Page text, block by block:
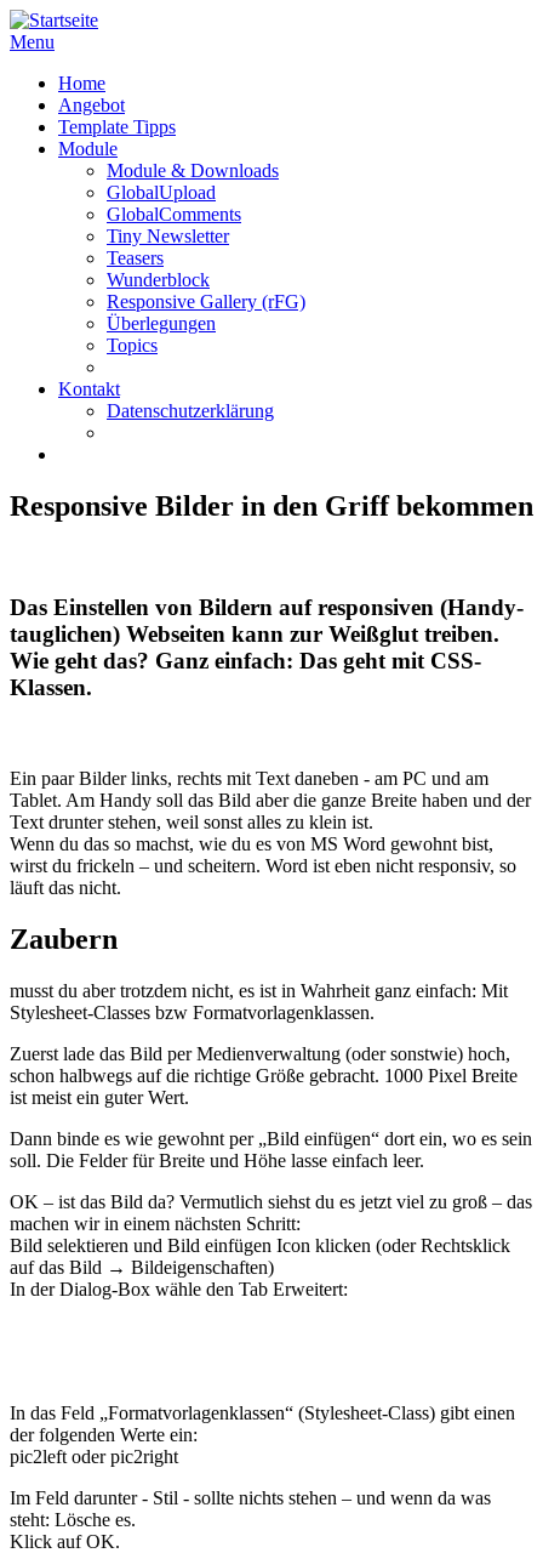
Menu
Home
Angebot
Template Tipps
Module
Module & Downloads
GlobalUpload
GlobalComments
Tiny Newsletter
Teasers
Wunderblock
Responsive Gallery (rFG)
Überlegungen
Topics
Kontakt
Datenschutzerklärung
Responsive Bilder in den Griff bekommen
Das Einstellen von Bildern auf responsiven (Handy-
tauglichen) Webseiten kann zur Weißglut treiben.
Wie geht das? Ganz einfach: Das geht mit CSS-
Klassen.
Ein paar Bilder links, rechts mit Text daneben - am PC und am
Tablet. Am Handy soll das Bild aber die ganze Breite haben und der
Text drunter stehen, weil sonst alles zu klein ist.
Wenn du das so machst, wie du es von MS Word gewohnt bist,
wirst du frickeln – und scheitern. Word ist eben nicht responsiv, so
läuft das nicht.
Zaubern
musst du aber trotzdem nicht, es ist in Wahrheit ganz einfach: Mit
Stylesheet-Classes bzw Formatvorlagenklassen.
Zuerst lade das Bild per Medienverwaltung (oder sonstwie) hoch,
schon halbwegs auf die richtige Größe gebracht. 1000 Pixel Breite
ist meist ein guter Wert.
Dann binde es wie gewohnt per „Bild einfügen“ dort ein, wo es sein
soll. Die Felder für Breite und Höhe lasse einfach leer.
OK – ist das Bild da? Vermutlich siehst du es jetzt viel zu groß – das
machen wir in einem nächsten Schritt:
Bild selektieren und Bild einfügen Icon klicken (oder Rechtsklick
auf das Bild → Bildeigenschaften)
In der Dialog-Box wähle den Tab Erweitert:
In das Feld „Formatvorlagenklassen“ (Stylesheet-Class) gibt einen
der folgenden Werte ein:
pic2left oder pic2right
Im Feld darunter - Stil - sollte nichts stehen – und wenn da was
steht: Lösche es.
Klick auf OK.